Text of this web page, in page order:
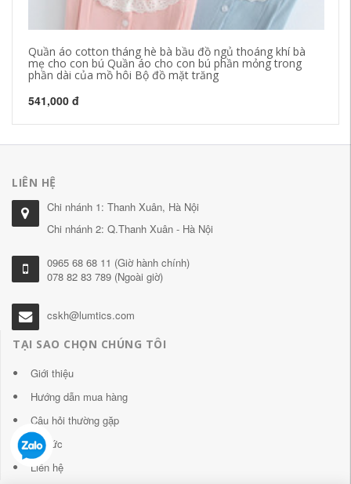
Quần áo cotton tháng hè bà bầu đồ ngủ thoáng khí bà
mẹ cho con bú Quần áo cho con bú phần mỏng trong
phần dài của mồ hôi Bộ đồ mặt trăng
541,000 đ
LIÊN HỆ
Chi nhánh 1: Thanh Xuân, Hà Nội
Chi nhánh 2: Q.Thanh Xuân - Hà Nội
0965 68 68 11 (Giờ hành chính)
078 82 83 789 (Ngoài giờ)
cskh@lumtics.com
TẠI SAO CHỌN CHÚNG TÔI
Giới thiệu
Hướng dẫn mua hàng
Câu hỏi thường gặp
Tin tức
Liên hệ